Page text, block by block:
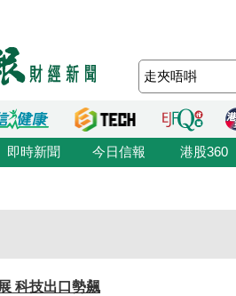
即時新聞 今日信報 港股360
科技出口勢飆